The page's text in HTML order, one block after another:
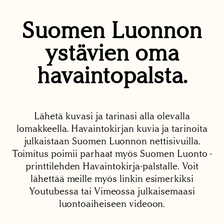
Suomen Luonnon
ystävien oma
havaintopalsta.
Lähetä kuvasi ja tarinasi alla olevalla
lomakkeella. Havaintokirjan kuvia ja tarinoita
julkaistaan Suomen Luonnon nettisivuilla.
Toimitus poimii parhaat myös Suomen Luonto -
printtilehden Havaintokirja-palstalle. Voit
lähettää meille myös linkin esimerkiksi
Youtubessa tai Vimeossa julkaisemaasi
luontoaiheiseen videoon.